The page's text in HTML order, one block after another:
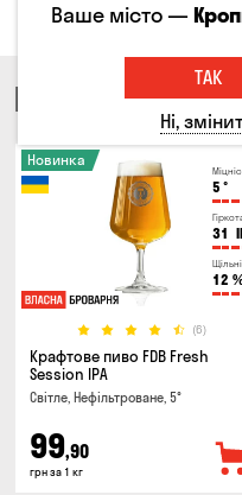
Всі товари Пиво
ПИВО
5 °
31
12
(6)
Новинка
Крафтове пиво FDB Fresh
Session IPA
Світле, Нефільтроване, 5°
99,90
грн за 1 кг
Ваше місто —
ТАК
Ні,